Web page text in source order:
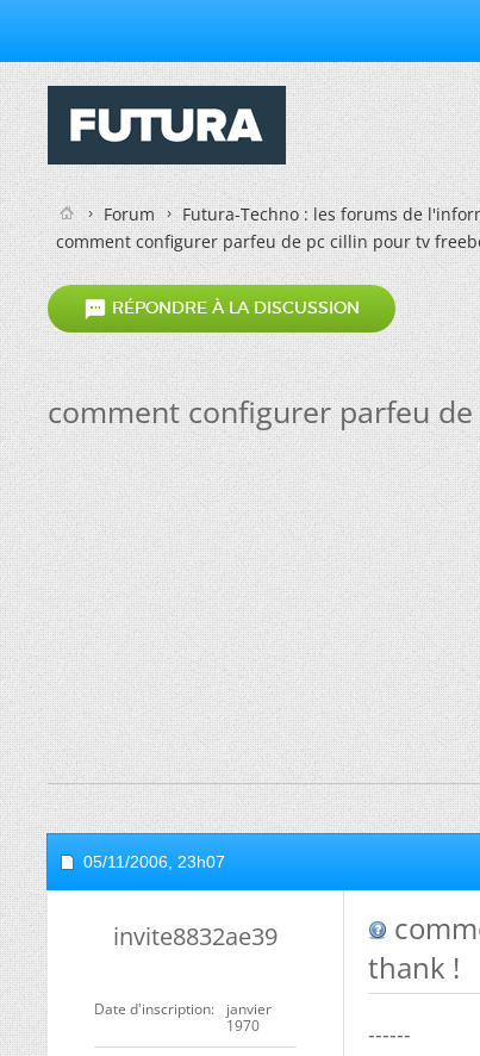
Forum Futura-Techno : les forums de
comment configurer parfeu de pc cillin pour tv
 RÉPONDRE À LA DISCUSSION
comment configurer parfeu
05/11/2006, 23h07
invite8832ae39
Date d'inscription
janvier
1970
thank !
------